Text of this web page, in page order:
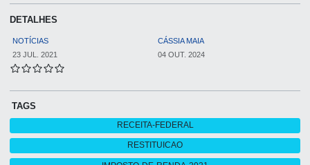
DETALHES
NOTÍCIAS
CÁSSIA MAIA
23 JUL. 2021
04 OUT. 2024
TAGS
RECEITA-FEDERAL
RESTITUICAO